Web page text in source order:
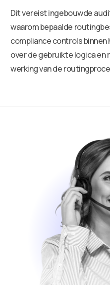
Dit vereist ingebouwde
waarom bepaalde
compliance controls
over de gebruikte logica
werking van de